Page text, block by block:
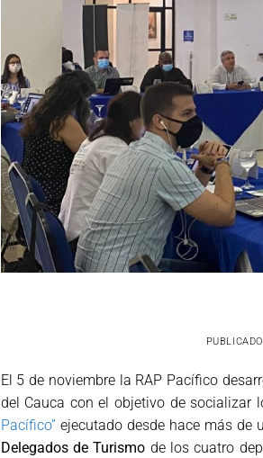
El 5 de noviembre la RAP Pacífico
del Cauca con el objetivo de socializar
Pacífico” ejecutado desde hace más de
Delegados de Turismo de los cuatro